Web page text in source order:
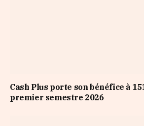
Cash Plus porte son bénéfice à
premier semestre 2026